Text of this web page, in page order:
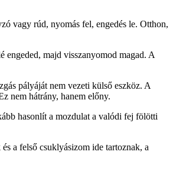
vagy rúd, nyomás fel, engedés le. Otthon,
majd visszanyomod magad. A
pályáját nem vezeti külső eszköz. A
nem hátrány, hanem előny.
hasonlít a mozdulat a valódi fej fölötti
a felső csuklyásizom ide tartoznak, a